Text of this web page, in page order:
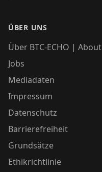
ÜBER UNS
Über BTC-ECHO | About
Jobs
Mediadaten
Impressum
Datenschutz
Barrierefreiheit
Grundsätze
Ethikrichtlinie